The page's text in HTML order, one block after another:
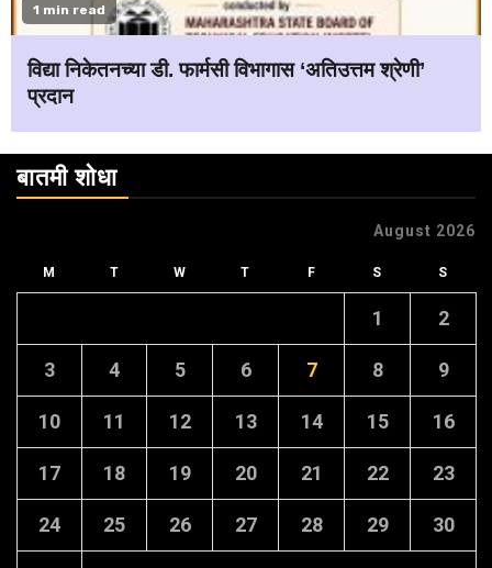
1 min read
विद्या निकेतनच्या डी. फार्मसी विभागास ‘अतिउत्तम श्रेणी’
प्रदान
बातमी शोधा
August 2026
M T W T F S S
1 2
3 4 5 6 7 8 9
10 11 12 13 14 15 16
17 18 19 20 21 22 23
24 25 26 27 28 29 30